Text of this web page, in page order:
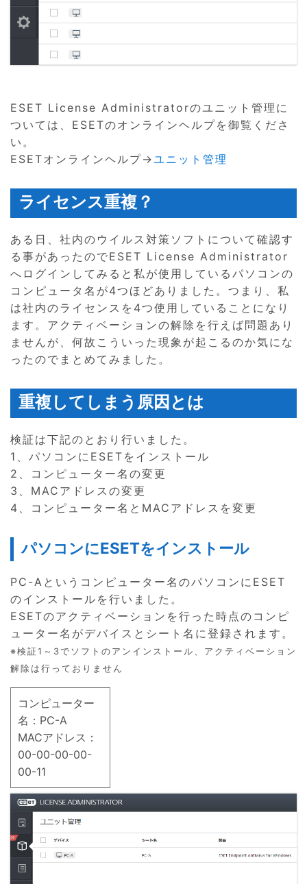
ESET License Administratorのユニット管理に
ついては、ESETのオンラインヘルプを御覧くださ
い。
ESETオンラインヘルプ→ユニット管理
ライセンス重複？
ある日、社内のウイルス対策ソフトについて確認す
る事があったのでESET License Administrator
へログインしてみると私が使用しているパソコンの
コンピュータ名が4つほどありました。つまり、私
は社内のライセンスを4つ使用していることになり
ます。アクティベーションの解除を行えば問題あり
ませんが、何故こういった現象が起こるのか気にな
ったのでまとめてみました。
重複してしまう原因とは
検証は下記のとおり行いました。
1、パソコンにESETをインストール
2、コンピューター名の変更
3、MACアドレスの変更
4、コンピューター名とMACアドレスを変更
パソコンにESETをインストール
PC-Aというコンピューター名のパソコンにESET
のインストールを行いました。
ESETのアクティベーションを行った時点のコンピ
ューター名がデバイスとシート名に登録されます。
※検証1～3でソフトのアンインストール、アクティベーション
解除は行っておりません
コンピューター
名：PC-A
MACアドレス：
00-00-00-00-
00-11